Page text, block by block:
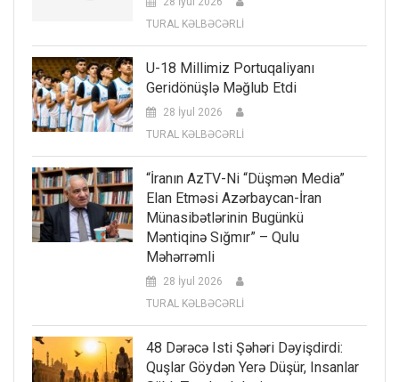
TURAL KƏLBƏCƏRLİ
U-18 Millimiz Portuqaliyanı
Geridönüşlə Məğlub Etdi
28 İyul 2026
TURAL KƏLBƏCƏRLİ
“İranın AzTV-Ni “düşmən Media”
Elan Etməsi Azərbaycan-İran
Münasibətlərinin Bugünkü
Məntiqinə Sığmır” – Qulu
Məhərrəmli
28 İyul 2026
TURAL KƏLBƏCƏRLİ
48 Dərəcə Isti Şəhəri Dəyişdirdi:
Quşlar Göydən Yerə Düşür, Insanlar